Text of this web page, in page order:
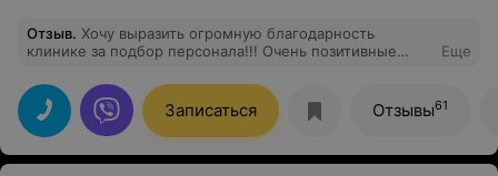
Отзыв. Хочу выразить огромную благодарность
клинике за подбор персонала!!! Очень позитивные
у неё на приёме, делала комби чистку и карбокси. Эти
процедуры делаю постоянно, но Леночка открыла мне
проф секреты, рассказала все про уход, дала
рекомендации по выбору средств. Грамотный
специалист, замечательный человек и прекрасный
Еще
Записаться Отзывы61